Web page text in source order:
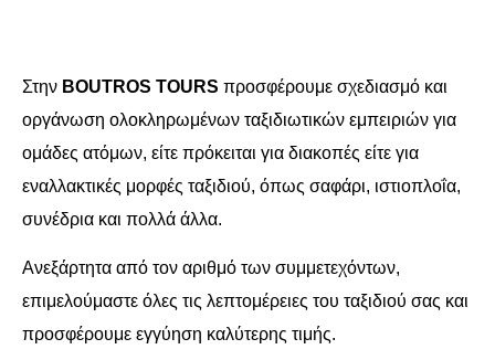
Στην BOUTROS TOURS προσφέρουμε σχεδιασμό και
οργάνωση ολοκληρωμένων ταξιδιωτικών εμπειριών για
ομάδες ατόμων, είτε πρόκειται για διακοπές είτε για
εναλλακτικές μορφές ταξιδιού, όπως σαφάρι, ιστιοπλοΐα,
συνέδρια και πολλά άλλα.
Ανεξάρτητα από τον αριθμό των συμμετεχόντων,
επιμελούμαστε όλες τις λεπτομέρειες του ταξιδιού σας και
προσφέρουμε εγγύηση καλύτερης τιμής.